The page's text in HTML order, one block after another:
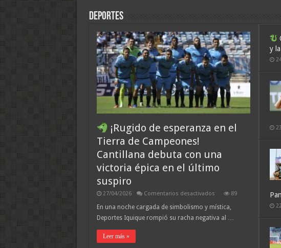
Deportes
¡Rugido de esperanza en el
Tierra de Campeones!
Cantillana debuta con una
victoria épica en el último
suspiro
27/04/2026 Comentarios desactivadosen
¡Rugido
esperanza
89
En una noche cargada de simbolismo y mística,
Deportes Iquique rompió su racha negativa al …
Leer más »
y